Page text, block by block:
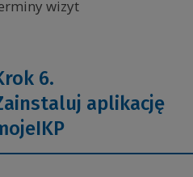
wizyt
6.
aplikację